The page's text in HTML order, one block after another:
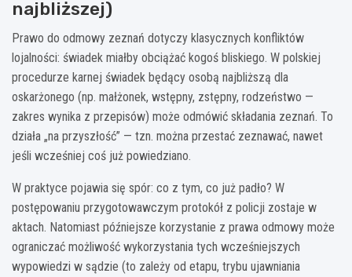
najbliższej)
Prawo do odmowy zeznań dotyczy klasycznych konfliktów
lojalności: świadek miałby obciążać kogoś bliskiego. W polskiej
procedurze karnej świadek będący osobą najbliższą dla
oskarżonego (np. małżonek, wstępny, zstępny, rodzeństwo —
zakres wynika z przepisów) może odmówić składania zeznań. To
działa „na przyszłość” — tzn. można przestać zeznawać, nawet
jeśli wcześniej coś już powiedziano.
W praktyce pojawia się spór: co z tym, co już padło? W
postępowaniu przygotowawczym protokół z policji zostaje w
aktach. Natomiast późniejsze korzystanie z prawa odmowy może
ograniczać możliwość wykorzystania tych wcześniejszych
wypowiedzi w sądzie (to zależy od etapu, trybu ujawniania